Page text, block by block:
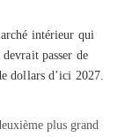
intérieur qui
passer de
dollars d’ici 2027.
plus grand